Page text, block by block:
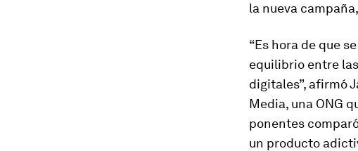
la nueva
“Es hora de que
equilibrio entre
digitales”, afirmó
Media, una ONG
ponentes
un producto